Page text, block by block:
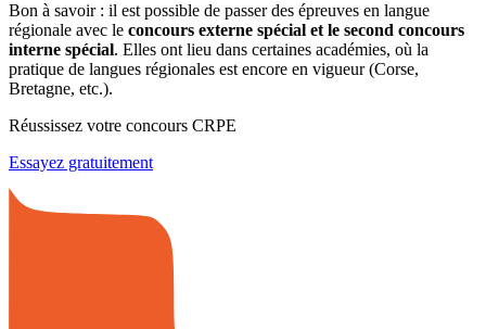
Bon à savoir : il est possible de passer des épreuves en langue
régionale avec le concours externe spécial et le second concours
interne spécial. Elles ont lieu dans certaines académies, où la
pratique de langues régionales est encore en vigueur (Corse,
Bretagne, etc.).
Réussissez votre concours CRPE
Essayez gratuitement